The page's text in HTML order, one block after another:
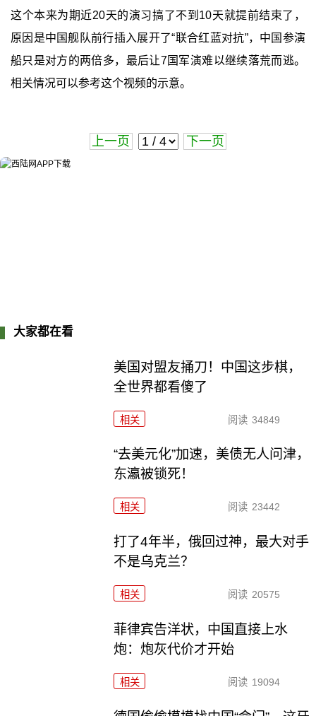
这个本来为期近20天的演习搞了不到10天就提前结束了，
原因是中国舰队前行插入展开了“联合红蓝对抗”，中国参演
船只是对方的两倍多，最后让7国军演难以继续落荒而逃。
相关情况可以参考这个视频的示意。
上一页 下一页
大家都在看
美国对盟友捅刀！中国这步棋，
全世界都看傻了
相关 阅读 34849
“去美元化”加速，美债无人问津，
东瀛被锁死！
相关 阅读 23442
打了4年半，俄回过神，最大对手
不是乌克兰？
相关 阅读 20575
菲律宾告洋状，中国直接上水
炮：炮灰代价才开始
相关 阅读 19094